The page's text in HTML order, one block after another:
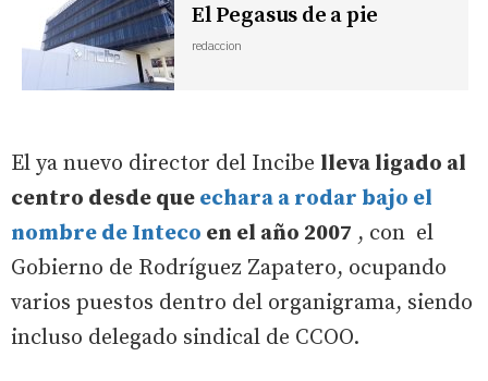
El Pegasus de a pie
redaccion
El ya nuevo director del Incibe lleva ligado al
centro desde que echara a rodar bajo el
nombre de Inteco en el año 2007 , con el
Gobierno de Rodríguez Zapatero, ocupando
varios puestos dentro del organigrama, siendo
incluso delegado sindical de CCOO.